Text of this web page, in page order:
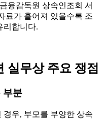
융감독원 상속인조회 서
료가 흩어져 있을수록 조
리합니다.
실무상 주요 쟁점
부분
우, 부모를 부양한 상속